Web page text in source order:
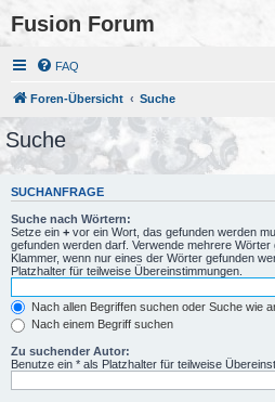
Fusion Forum
FAQ
Foren-Übersicht Suche
Suche
SUCHANFRAGE
Suche nach Wörtern:
Setze ein + vor ein Wort, das gefunden werden
gefunden werden darf. Verwende mehrere Wörter
Klammer, wenn nur eines der Wörter gefunden
Platzhalter für teilweise Übereinstimmungen.
Nach allen Begriffen suchen oder Suche wie
Nach einem Begriff suchen
Zu suchender Autor:
Benutze ein * als Platzhalter für teilweise